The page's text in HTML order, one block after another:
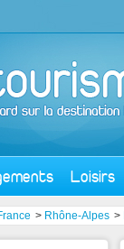
Loisirs
> Rhône-Alpes >